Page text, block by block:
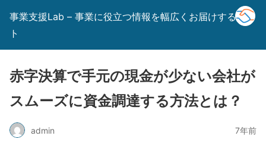
事業支援Lab – 事業に役立つ情報を幅広くお届けするサイ
ト
赤字決算で手元の現金が少ない会社が
スムーズに資金調達する方法とは？
admin 7年前